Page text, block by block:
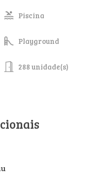
Piscina
Playground
288 unidade(s)